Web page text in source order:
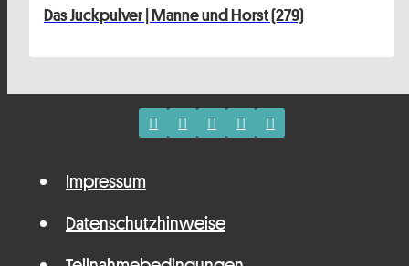
Das Juckpulver | Manne und Horst (279)
Impressum
Datenschutzhinweise